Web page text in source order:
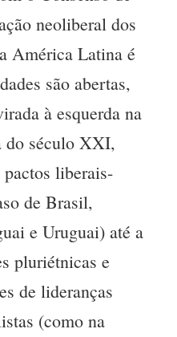
neoliberal dos
América Latina é
são abertas,
à esquerda na
do século XXI,
liberais-
de Brasil,
e Uruguai) até a
pluriétnicas e
de lideranças
(como na